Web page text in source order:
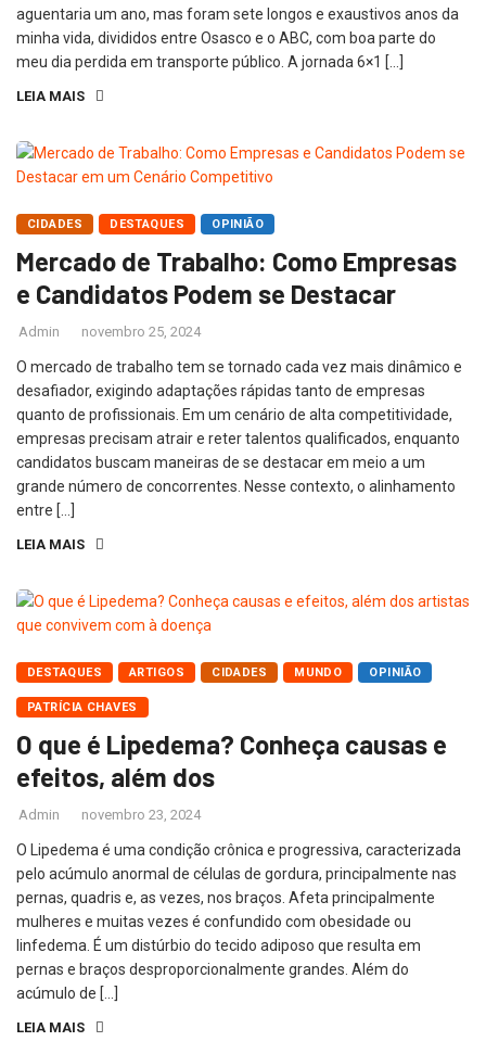
aguentaria um ano, mas foram sete longos e exaustivos anos da
minha vida, divididos entre Osasco e o ABC, com boa parte do
meu dia perdida em transporte público. A jornada 6×1 […]
LEIA MAIS
CIDADES DESTAQUES OPINIÃO
Mercado de Trabalho: Como Empresas
e Candidatos Podem se Destacar
Admin novembro 25, 2024
O mercado de trabalho tem se tornado cada vez mais dinâmico e
desafiador, exigindo adaptações rápidas tanto de empresas
quanto de profissionais. Em um cenário de alta competitividade,
empresas precisam atrair e reter talentos qualificados, enquanto
candidatos buscam maneiras de se destacar em meio a um
grande número de concorrentes. Nesse contexto, o alinhamento
entre […]
LEIA MAIS
DESTAQUES ARTIGOS CIDADES MUNDO OPINIÃO
PATRÍCIA CHAVES
O que é Lipedema? Conheça causas e
efeitos, além dos
Admin novembro 23, 2024
O Lipedema é uma condição crônica e progressiva, caracterizada
pelo acúmulo anormal de células de gordura, principalmente nas
pernas, quadris e, as vezes, nos braços. Afeta principalmente
mulheres e muitas vezes é confundido com obesidade ou
linfedema. É um distúrbio do tecido adiposo que resulta em
pernas e braços desproporcionalmente grandes. Além do
acúmulo de […]
LEIA MAIS